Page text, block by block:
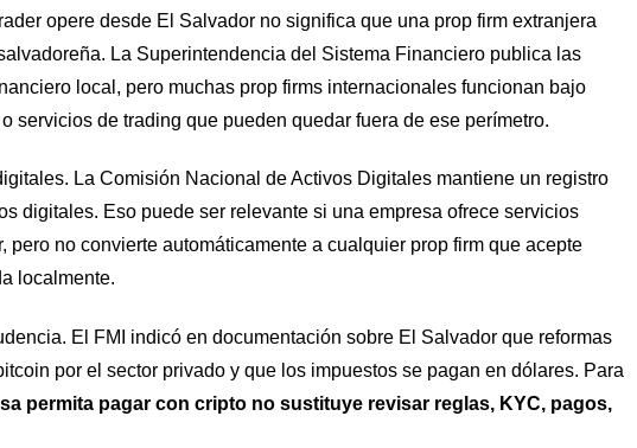
opere desde El Salvador no significa que una prop firm extranjera
La Superintendencia del Sistema Financiero publica las
local, pero muchas prop firms internacionales funcionan bajo
servicios de trading que pueden quedar fuera de ese perímetro.
La Comisión Nacional de Activos Digitales mantiene un registro
digitales. Eso puede ser relevante si una empresa ofrece servicios
no convierte automáticamente a cualquier prop firm que acepte
localmente.
El FMI indicó en documentación sobre El Salvador que reformas
por el sector privado y que los impuestos se pagan en dólares. Para
permita pagar con cripto no sustituye revisar reglas, KYC, pagos,